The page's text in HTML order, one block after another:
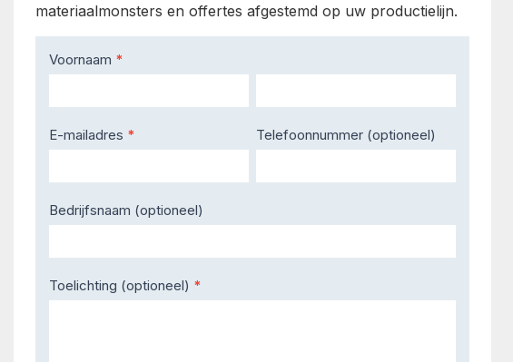
materiaalmonsters en offertes afgestemd op uw productielijn.
Contact
Us
Voornaam *
E-mailadres * Telefoonnummer (optioneel)
Bedrijfsnaam (optioneel)
Toelichting (optioneel) *